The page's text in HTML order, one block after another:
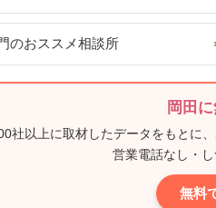
のおススメ相談所
岡田
社以上に取材したデータをもとに
営業電話なし・
無料